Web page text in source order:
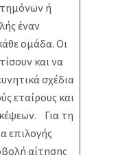
ή
έναν
ομάδα. Οι
και να
σχέδια
εταίρους και
Για τη
επιλογής
αίτησης